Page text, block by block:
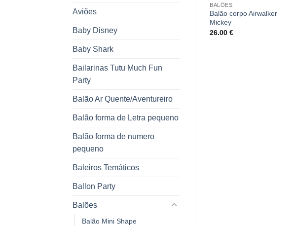
Aviões
Baby Disney
Baby Shark
Bailarinas Tutu Much Fun
Party
Balão Ar Quente/Aventureiro
Balão forma de Letra pequeno
Balão forma de numero
pequeno
Baleiros Temáticos
Ballon Party
Balões
Balão Mini Shape
BALÕES
Balão corpo Airwalker
Mickey
26.00€